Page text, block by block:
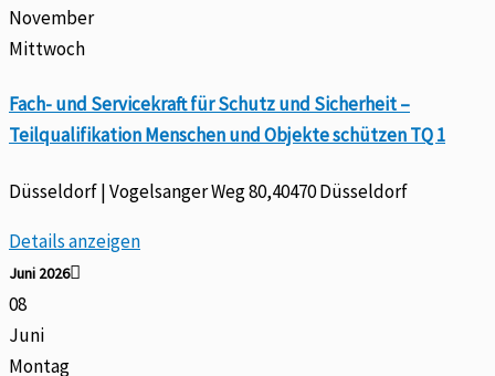
November
Mittwoch
Fach- und Servicekraft für Schutz und Sicherheit –
Teilqualifikation Menschen und Objekte schützen TQ 1
Düsseldorf | Vogelsanger Weg 80,40470 Düsseldorf
Details anzeigen
Juni 2026
08
Juni
Montag